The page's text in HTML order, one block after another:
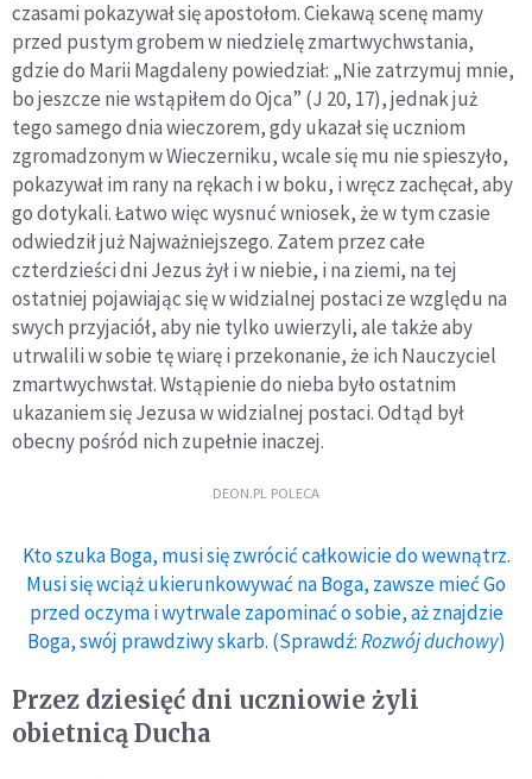
czasami pokazywał się apostołom. Ciekawą scenę mamy
przed pustym grobem w niedzielę zmartwychwstania,
gdzie do Marii Magdaleny powiedział: „Nie zatrzymuj mnie,
bo jeszcze nie wstąpiłem do Ojca” (J 20, 17), jednak już
tego samego dnia wieczorem, gdy ukazał się uczniom
zgromadzonym w Wieczerniku, wcale się mu nie spieszyło,
pokazywał im rany na rękach i w boku, i wręcz zachęcał, aby
go dotykali. Łatwo więc wysnuć wniosek, że w tym czasie
odwiedził już Najważniejszego. Zatem przez całe
czterdzieści dni Jezus żył i w niebie, i na ziemi, na tej
ostatniej pojawiając się w widzialnej postaci ze względu na
swych przyjaciół, aby nie tylko uwierzyli, ale także aby
utrwalili w sobie tę wiarę i przekonanie, że ich Nauczyciel
zmartwychwstał. Wstąpienie do nieba było ostatnim
ukazaniem się Jezusa w widzialnej postaci. Odtąd był
obecny pośród nich zupełnie inaczej.
DEON.PL POLECA
Kto szuka Boga, musi się zwrócić całkowicie do wewnątrz.
Musi się wciąż ukierunkowywać na Boga, zawsze mieć Go
przed oczyma i wytrwale zapominać o sobie, aż znajdzie
Boga, swój prawdziwy skarb. (Sprawdź:Rozwój duchowy)
Przez dziesięć dni uczniowie żyli
obietnicą Ducha